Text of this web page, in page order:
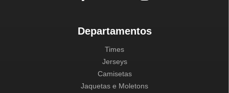
Departamentos
Times
Jerseys
Camisetas
Jaquetas e Moletons